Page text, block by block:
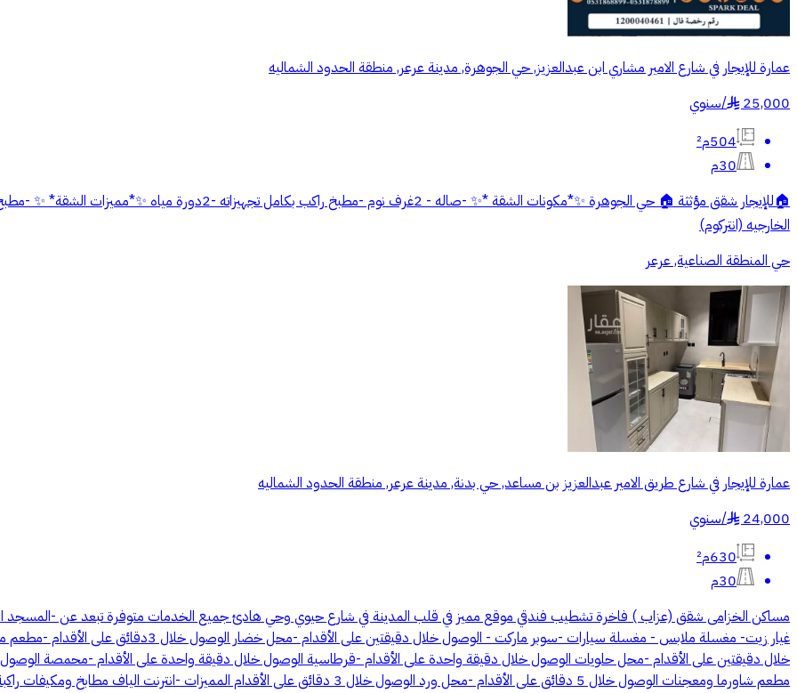
عمارة للإيجار في شارع الامير مشاري ابن عبدالعزيز, حي الجوهرة, مدينة عرعر, منطقة الحدود الشماليه
25,000
§
/سنوي
504م²
30م
🏠للإيجار شقق مؤثثة 🏠 حي الجوهرة ✨*مكونات الشقة *✨ -صاله - 2غرف
الخارجيه (انتركوم)
حي المنطقة الصناعية, عرعر
عمارة للإيجار في شارع طريق الامير عبدالعزيز بن مساعد, حي بدنة, مدينة عرعر, منطقة الحدود الشماليه
24,000
§
/سنوي
630م²
30م
مساكن الخزامى شقق (عزاب ) فاخرة تشطيب فندقي موقع مميز في قلب المدينة في شارع حيوي وحي هادئ جميع الخدمات متوفرة تبعد عن -المسجد
غيار زيت- مغسلة ملابس - مغسلة سيارات -سوبر ماركت -
مطعم شاورما ومعجنات الوصول خلال 5 دقائق على الأقدام -محل ورد الوصول خلال 3 دقائق على